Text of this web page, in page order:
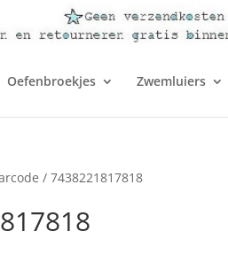
Oefenbroekjes Zwemluiers
/ 7438221817818